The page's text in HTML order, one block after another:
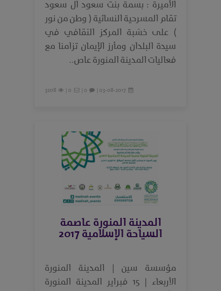
الأميرة : بسمة بنت سعود ال سعود
تقام المسرحية النسائية ( وطن من نور
) على خشبة المركز الثقافي في
سيدة البلدان ومأرز الإيمان تزامنا مع
فعاليات المدينة المنورة عاص..
03-08-2017 |
0 |
0 |
3208
المدينة المنورة عاصمة
السياحة الإسلامية 2017
مؤسسة سين | المدينة المنورة
الأربعاء | 15 فبراير المدينة المنورة